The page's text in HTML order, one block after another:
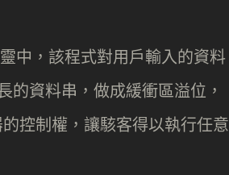
中，該程式對用戶輸入的資料
的資料串，做成緩衝區溢位，
控制權，讓駭客得以執行任意